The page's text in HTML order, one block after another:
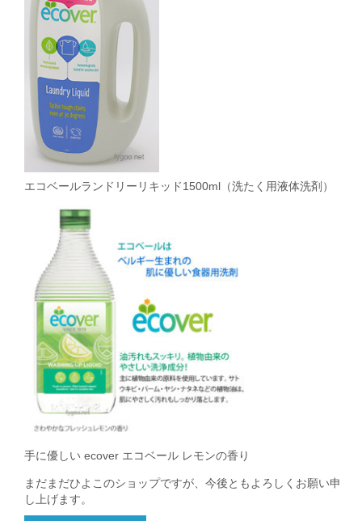
エコベールランドリーリキッド1500ml（洗たく用液体洗剤）
手に優しい ecover エコベール レモンの香り
まだまだひよこのショップですが、今後ともよろしくお願い申
し上げます。